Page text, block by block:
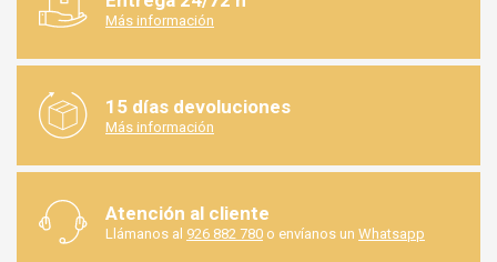
Más información
15 días devoluciones
Más información
Atención al cliente
Llámanos al 926 882 780 o envíanos un Whatsapp